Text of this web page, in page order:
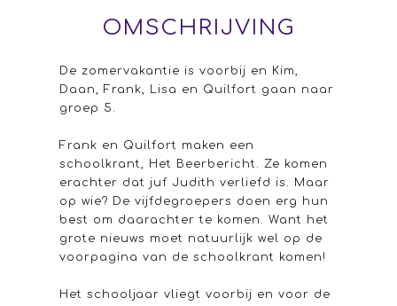
OMSCHRIJVING
De zomervakantie is voorbij en Kim,
Daan, Frank, Lisa en Quilfort gaan naar
groep 5.
Frank en Quilfort maken een
schoolkrant, Het Beerbericht. Ze komen
erachter dat juf Judith verliefd is. Maar
op wie? De vijfdegroepers doen erg hun
best om daarachter te komen. Want het
grote nieuws moet natuurlijk wel op de
voorpagina van de schoolkrant komen!
Het schooljaar vliegt voorbij en voor de